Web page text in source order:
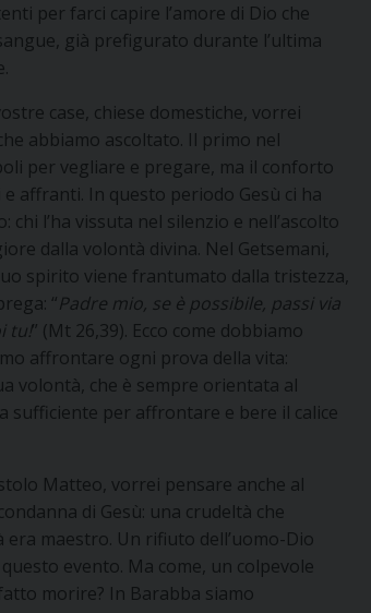
per farci capire l’amore di Dio che
già prefigurato durante l’ultima
case, chiese domestiche, vorrei
abbiamo ascoltato. Il primo nel
per vegliare e pregare, ma il conforto
affranti. In questo periodo Gesù ci ha
l’ha vissuta nel silenzio e nell’ascolto
dalla volontà divina. Nel Getsemani,
spirito viene frantumato dalla tristezza,
“Padre mio, se è possibile, passi via
tu!” (Mt 26,39). Ecco come dobbiamo
affrontare ogni prova della vita:
volontà, che è sempre orientata al
sufficiente per affrontare e bere il calice
Matteo, vorrei pensare anche al
di Gesù: una crudeltà che
maestro. Un rifiuto dell’uomo-Dio
evento. Ma come, un colpevole
morire? In Barabba siamo